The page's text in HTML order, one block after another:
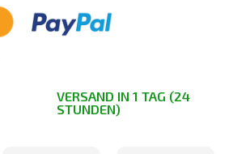
VERSAND IN 1 TAG (24
STUNDEN)